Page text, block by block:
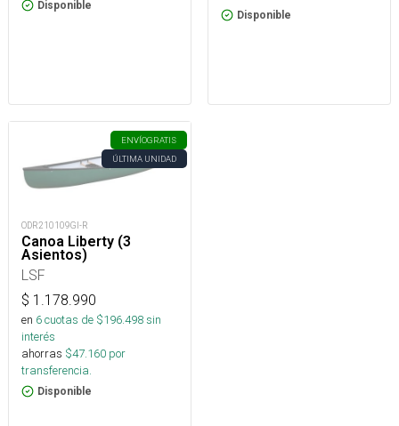
Disponible
Disponible
ENVÍOGRATIS
ÚLTIMA UNIDAD
ODR210109GI-R
Canoa Liberty (3
Asientos)
LSF
$ 1.178.990
en 6cuotas de $196.498sin
interés
ahorras $47.160 por
transferencia.
Disponible